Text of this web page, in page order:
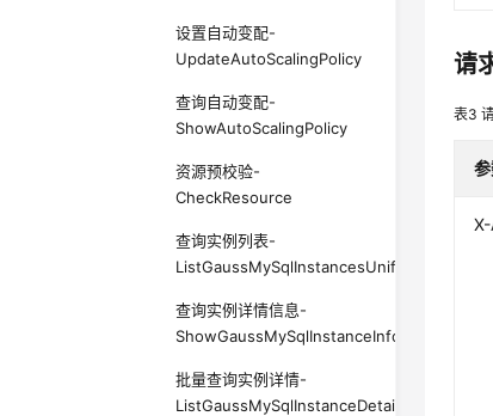
设置自动变配-
UpdateAutoScalingPolicy
查询自动变配-
ShowAutoScalingPolicy
资源预校验-
CheckResource
查询实例列表-
ListGaussMySqlInstancesUnifyStatus
查询实例详情信息-
ShowGaussMySqlInstanceInfoUnifyStatus
批量查询实例详情-
请
表3